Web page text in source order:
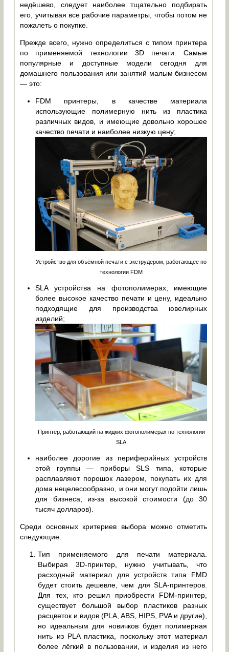
недёшево, следует наиболее тщательно подбирать
его, учитывая все рабочие параметры, чтобы потом не
пожалеть о покупке.
Прежде всего, нужно определиться с типом принтера
по применяемой технологии 3D печати. Самые
популярные и доступные модели сегодня для
домашнего пользования или занятий малым бизнесом
— это:
FDM принтеры, в качестве материала
использующие полимерную нить из пластика
различных видов, и имеющие довольно хорошее
качество печати и наиболее низкую цену;
Устройство для объёмной печати с экструдером, работающее по
технологии FDM
SLA устройства на фотополимерах, имеющие
более высокое качество печати и цену, идеально
подходящие для производства ювелирных
изделий;
Принтер, работающий на жидких фотополимерах по технологии
SLA
наиболее дорогие из периферийных устройств
этой группы — приборы SLS типа, которые
расплавляют порошок лазером, покупать их для
дома нецелесообразно, и они могут подойти лишь
для бизнеса, из-за высокой стоимости (до 30
тысяч долларов).
Среди основных критериев выбора можно отметить
следующие:
Тип применяемого для печати материала.
Выбирая 3D-принтер, нужно учитывать, что
расходный материал для устройств типа FMD
будет стоить дешевле, чем для SLA-принтеров.
Для тех, кто решил приобрести FDM-принтер,
существует большой выбор пластиков разных
расцветок и видов (PLA, ABS, HIPS, PVA и другие),
но идеальным для новичков будет полимерная
нить из PLA пластика, поскольку этот материал
более лёгкий в пользовании, и изделия из него